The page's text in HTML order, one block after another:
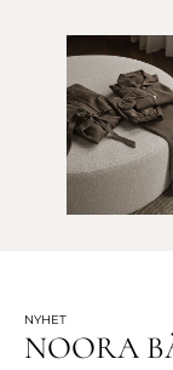
NYHET
NOORA